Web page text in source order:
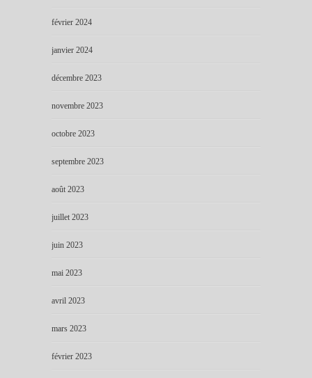
février 2024
janvier 2024
décembre 2023
novembre 2023
octobre 2023
septembre 2023
août 2023
juillet 2023
juin 2023
mai 2023
avril 2023
mars 2023
février 2023